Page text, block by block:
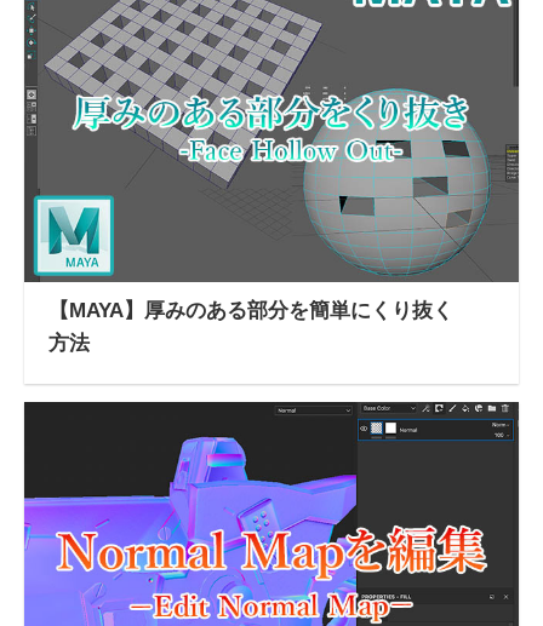
【MAYA】厚みのある部分を簡単にくり抜く
方法